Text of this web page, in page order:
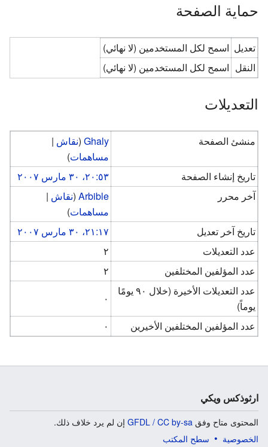
حماية الصفحة
تعديل اسمح لكل المستخدمين (لا نهائي)
النقل اسمح لكل المستخدمين (لا نهائي)
التعديلات
منشئ الصفحة Ghaly
(نقاش |
مساهمات)
تاريخ إنشاء الصفحة
٢٠:٥٣، ٣٠ مارس ٢٠٠٧
آخر محرر
Arbible
(نقاش |
مساهمات)
تاريخ آخر تعديل
٢١:١٧، ٣٠ مارس ٢٠٠٧
عدد التعديلات
٢
عدد المؤلفين المختلفين
٢
عدد التعديلات الأخيرة (خلال ٩٠ يومًا
يوماً)
٠
عدد المؤلفين المختلفين الأخيرين
٠
ارثوذكس ويكي
المحتوى متاح وفق GFDL / CC by-sa إن لم يرد خلاف ذلك.
الخصوصية
سطح المكتب